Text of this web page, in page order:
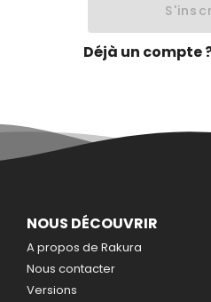
Déjà un compte
NOUS DÉCOUVRIR
A propos de Rakura
Nous contacter
Versions